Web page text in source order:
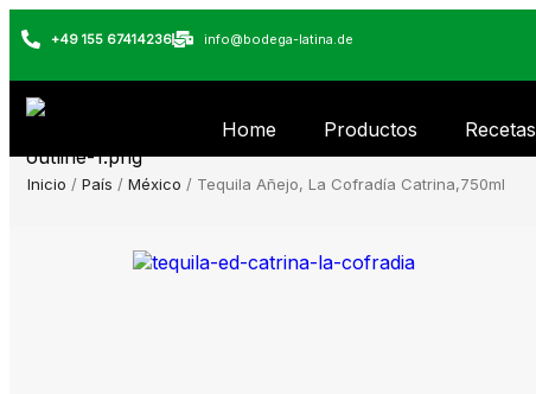
+49 155 67414236 info@bodega-latina.de
Home Productos Recetas
Inicio / País / México / Tequila Añejo, La Cofradía Catrina,750ml